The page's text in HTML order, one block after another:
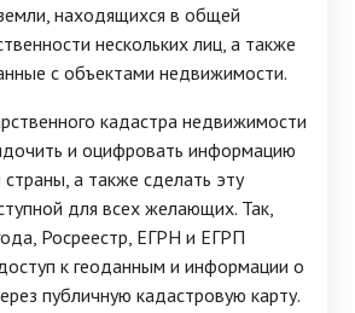
находящихся в общей
нескольких лиц, а также
с объектами недвижимости.
кадастра недвижимости
и оцифровать информацию
а также сделать эту
для всех желающих. Так,
Росреестр, ЕГРН и ЕГРП
к геоданным и информации о
публичную кадастровую карту.